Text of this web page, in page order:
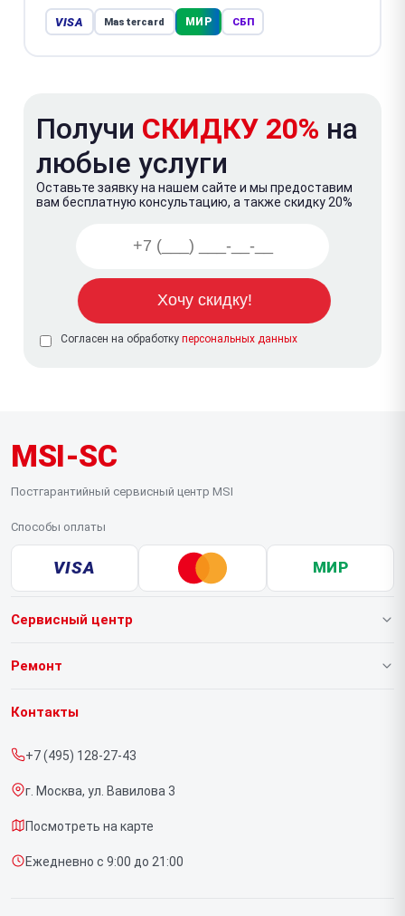
VISA Mastercard МИР СБП
Получи СКИДКУ 20% на
любые услуги
Оставьте заявку на нашем сайте и мы предоставим
вам бесплатную консультацию, а также скидку 20%
Согласен на обработку персональных данных
MSI-SC
Постгарантийный сервисный центр MSI
Способы оплаты
VISA МИР
Сервисный центр
О нашем сервисе
Срочный ремонт
Доставка и способы оплаты
Диагностика
Контакты
Ремонт
Ноутбуков
Контакты
+7 (495) 128-27-43
г. Москва, ул. Вавилова 3
Посмотреть на карте
Ежедневно с 9:00 до 21:00